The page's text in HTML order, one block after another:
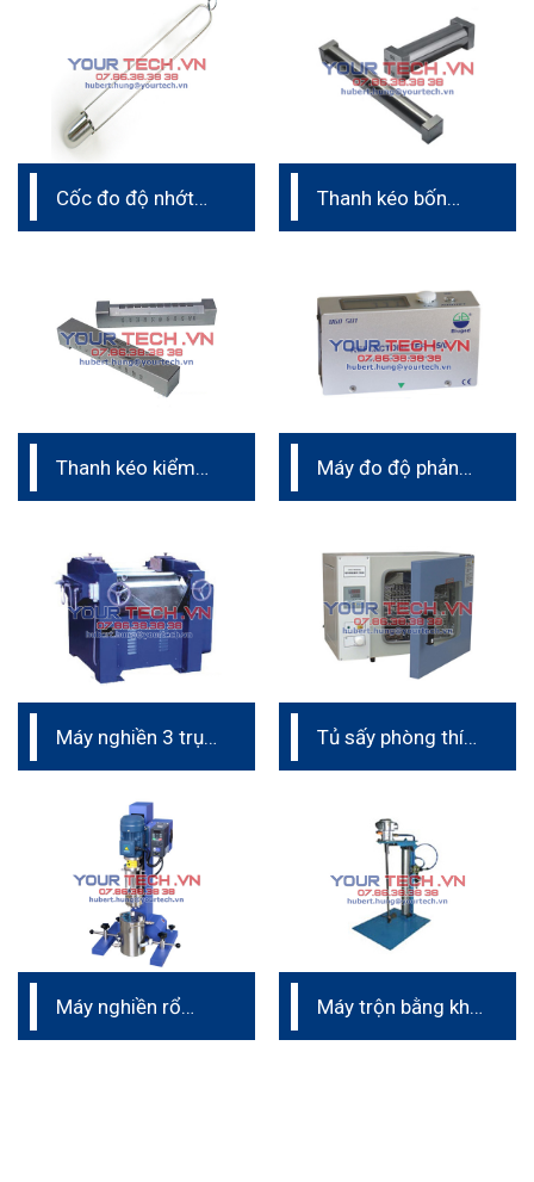
Cốc đo độ nhớt
Thanh kéo bốn
Thanh kéo kiểm
Máy đo độ phản
Máy nghiền 3 trục
Tủ sấy phòng thí
Máy nghiền rổ
Máy trộn bằng khí